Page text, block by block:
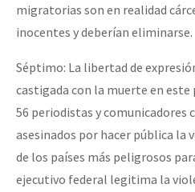
migratorias son en realidad
inocentes y deberían eliminarse.
Séptimo: La libertad de
castigada con la muerte en
56 periodistas y comunicadores
asesinados por hacer pública la
de los países más peligrosos
ejecutivo federal legitima la